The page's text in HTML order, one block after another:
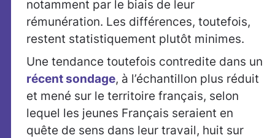
notamment par le biais de leur
rémunération. Les différences, toutefois,
restent statistiquement plutôt minimes.
Une tendance toutefois contredite dans un
récent sondage, à l’échantillon plus réduit
et mené sur le territoire français, selon
lequel les jeunes Français seraient en
quête de sens dans leur travail, huit sur